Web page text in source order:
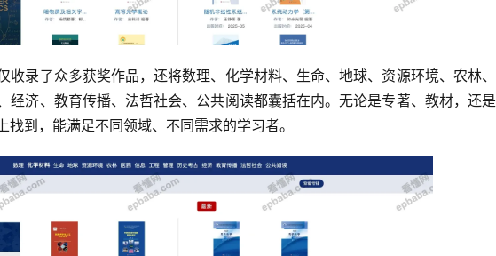
录了众多获奖作品，还将数理、化学材料、生命、地球、资源环境、农林、
经济、教育传播、法哲社会、公共阅读都囊括在内。无论是专著、教材，还是
到，能满足不同领域、不同需求的学习者。